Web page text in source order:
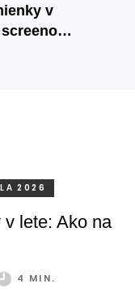
v
2026
lete: Ako na
4 MIN.